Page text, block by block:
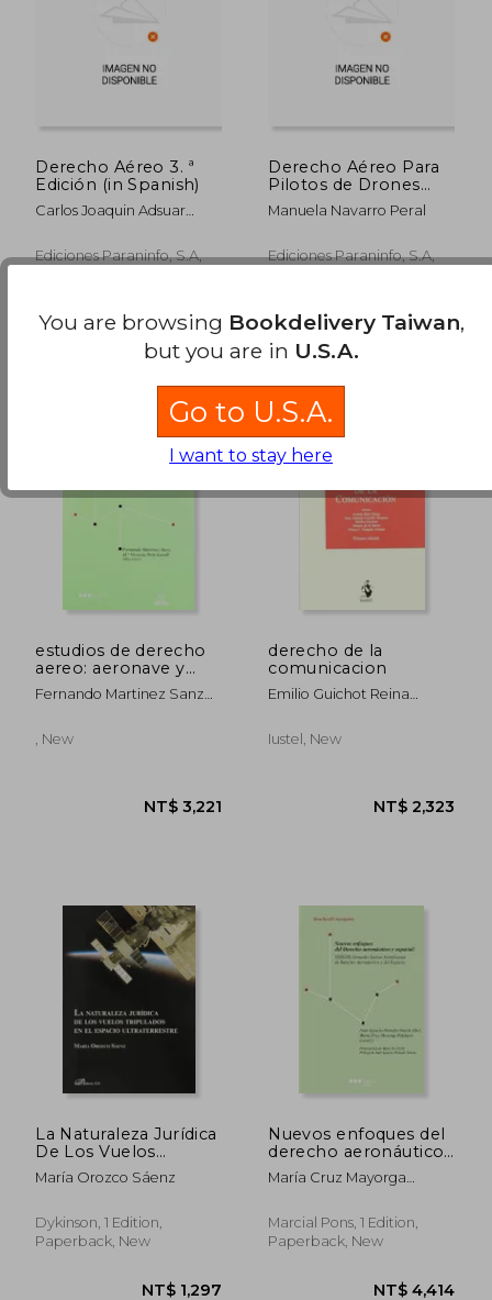
Derecho Aéreo 3. ª
Edición (in Spanish)
Carlos Joaquin Adsuar
Ediciones Paraninfo, S.A,
NT$ 1,774
Derecho Aéreo Para
Pilotos de Drones
(Rpas) (in Spanish)
Manuela Navarro Peral
Ediciones Paraninfo, S.A,
estudios de derecho
aereo: aeronave y
liberalizacion
Fernando Martinez Sanz
, New
NT$ 3,221
derecho de la
comunicacion
Emilio Guichot Reina
Iustel, New
NT$
La Naturaleza Jurídica
De Los Vuelos
Tripulados En El
Espacio Ultraterrestre
María Orozco Sáenz
Dykinson, 1 Edition,
Paperback, New
Nuevos enfoques del
derecho aeronáutico
y espacial
María Cruz Mayorga
Marcial Pons, 1 Edition,
Paperback, New
You are browsing Bookdelivery Taiwan,
but you are in U.S.A.
Go to U.S.A.
I want to stay here